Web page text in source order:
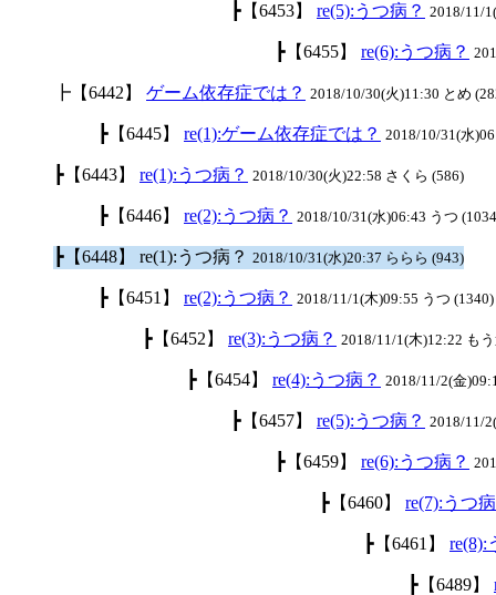
┣【6453】 re(5):うつ病？ 2018/11/
┣【6455】 re(6):うつ病？
┣【6442】 ゲーム依存症では？ 2018/10/30(火)11:30 とめ
┣【6445】 re(1):ゲーム依存症では？ 2018/10/31(水
┣【6443】 re(1):うつ病？ 2018/10/30(火)22:58 さくら (586)
┣【6446】 re(2):うつ病？ 2018/10/31(水)06:43 うつ
┣【6448】 re(1):うつ病？ 2018/10/31(水)20:37 ららら (943)
┣【6451】 re(2):うつ病？ 2018/11/1(木)09:55 うつ (1340)
┣【6452】 re(3):うつ病？ 2018/11/1(木)12:22 も
┣【6454】 re(4):うつ病？ 2018/11/2(金
┣【6457】 re(5):うつ病？ 2018/11/
┣【6459】 re(6):うつ病？
┣【6460】 re(7):うつ
┣【6461】 re(8):
┣【6489】